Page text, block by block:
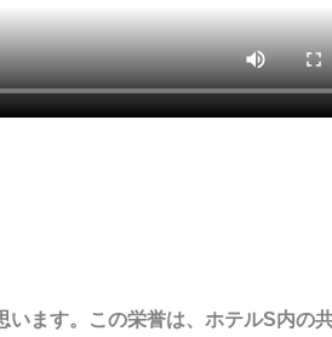
ます。この栄誉は、ホテルS内の